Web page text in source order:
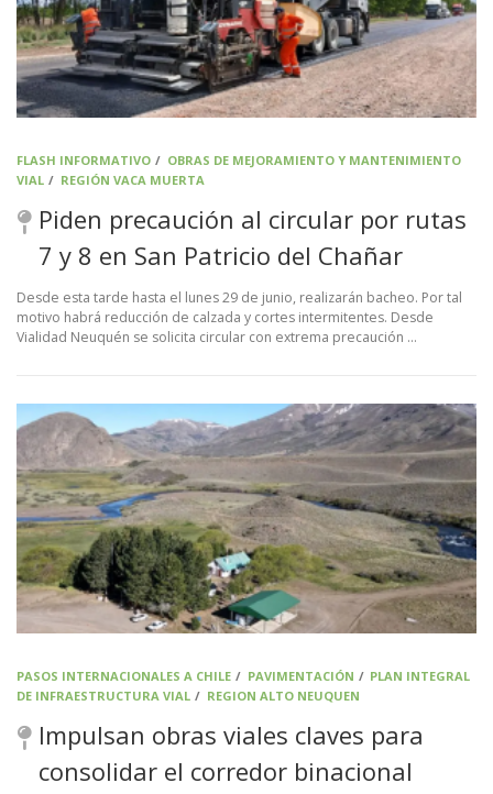
FLASH INFORMATIVO / OBRAS DE MEJORAMIENTO Y MANTENIMIENTO
VIAL / REGIÓN VACA MUERTA
Piden precaución al circular por rutas
7 y 8 en San Patricio del Chañar
Desde esta tarde hasta el lunes 29 de junio, realizarán bacheo. Por tal
motivo habrá reducción de calzada y cortes intermitentes. Desde
Vialidad Neuquén se solicita circular con extrema precaución …
PASOS INTERNACIONALES A CHILE / PAVIMENTACIÓN / PLAN INTEGRAL
DE INFRAESTRUCTURA VIAL / REGION ALTO NEUQUEN
Impulsan obras viales claves para
consolidar el corredor binacional